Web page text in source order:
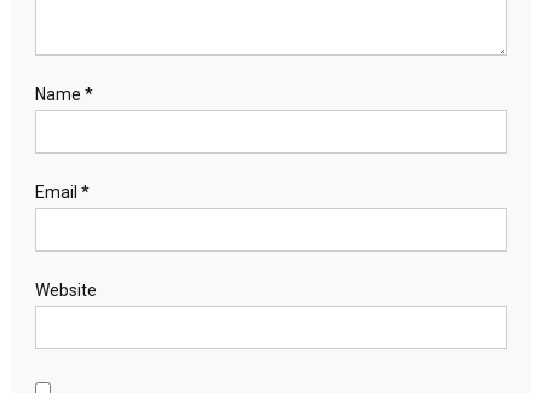
Name *
Email *
Website